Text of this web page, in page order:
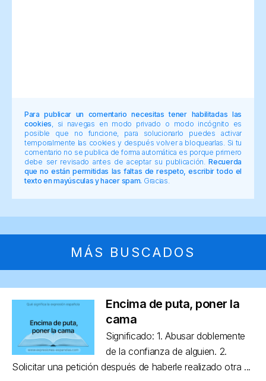
Para publicar un comentario necesitas tener habilitadas las
cookies , si navegas en modo privado o modo incógnito es
posible que no funcione, para solucionarlo puedes activar
temporalmente las cookies y después volver a bloquearlas. Si tu
comentario no se publica de forma automática es porque primero
debe ser revisado antes de aceptar su publicación.Recuerda
que no están permitidas las faltas de respeto, escribir todo el
texto en mayúsculas y hacer spam. Gracias.
MÁS BUSCADOS
Encima de puta, poner la
cama
Significado: 1. Abusar doblemente
de la confianza de alguien. 2.
Solicitar una petición después de haberle realizado otra ...